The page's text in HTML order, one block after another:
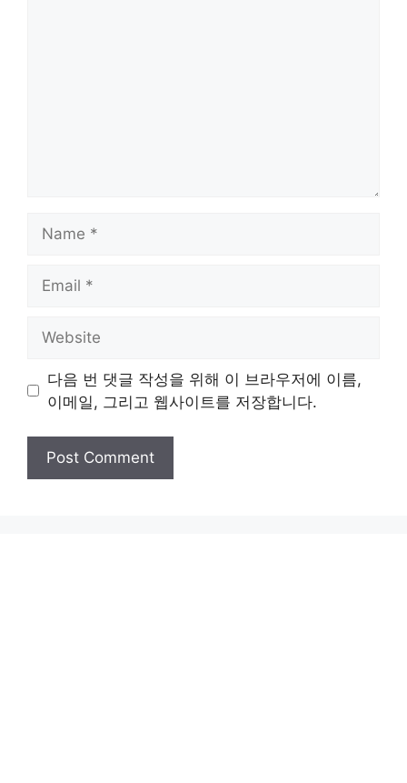
다음 번 댓글 작성을 위해 이 브라우저에 이름,
이메일, 그리고 웹사이트를 저장합니다.